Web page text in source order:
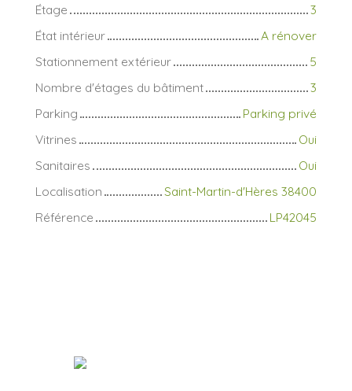
Étage
3
État intérieur
A rénover
Stationnement extérieur
5
Nombre d'étages du bâtiment
3
Parking
Parking privé
Vitrines
Oui
Sanitaires
Oui
Localisation
Saint-Martin-d'Hères 38400
Référence
LP42045